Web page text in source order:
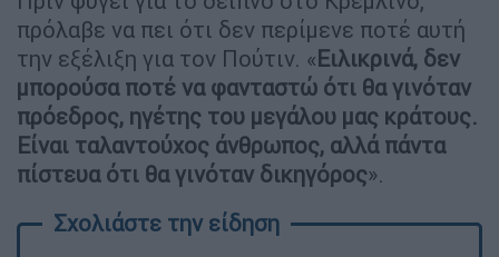
πρόλαβε να πει ότι δεν περίμενε ποτέ αυτή
την εξέλιξη για τον Πούτιν. «Ειλικρινά, δεν
μπορούσα ποτέ να φανταστώ ότι θα γινόταν
πρόεδρος, ηγέτης του μεγάλου μας κράτους.
Είναι ταλαντούχος άνθρωπος, αλλά πάντα
πίστευα ότι θα γινόταν δικηγόρος».